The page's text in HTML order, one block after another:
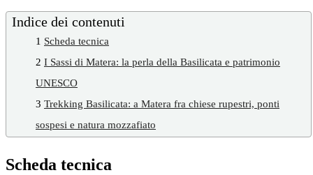
Indice dei contenuti
1 Scheda tecnica
2 I Sassi di Matera: la perla della Basilicata e patrimonio
UNESCO
3 Trekking Basilicata: a Matera fra chiese rupestri, ponti
sospesi e natura mozzafiato
Scheda tecnica